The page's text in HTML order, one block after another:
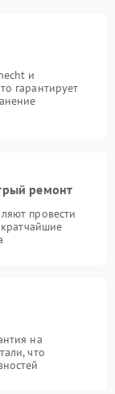
и
гарантирует
ремонт
провести
на
что